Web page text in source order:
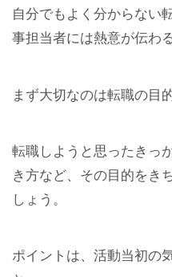
自分でもよく分からない
事担当者には熱意が伝わ
まず大切なのは転職の目
転職しようと思ったきっ
き方など、その目的をき
しょう。
ポイントは、活動当初の